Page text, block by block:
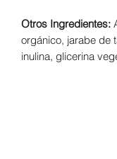
Otros Ingredientes:
orgánico, jarabe de
inulina, glicerina